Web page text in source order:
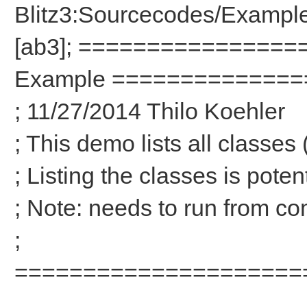
Blitz3:Sourcecodes/
[ab3];
Example
; 11/27/2014 Thilo Koehler
; This demo lists all
; Listing the classes is
; Note: needs to run from
;